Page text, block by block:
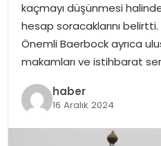
EĞITIM
TEKNOLOJI
kaçmayı düşünmesi
hesap soracaklarını belirtti.
Önemli Baerbock ayrıca
makamları ve istihbarat
haber
16 Aralık 2024